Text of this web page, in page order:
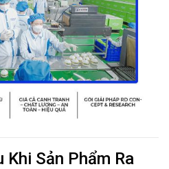
Sản Phẩm Ra